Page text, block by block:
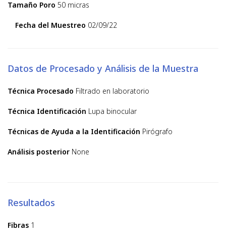
Tamaño Poro 50 micras
Fecha del Muestreo 02/09/22
Datos de Procesado y Análisis de la Muestra
Técnica Procesado Filtrado en laboratorio
Técnica Identificación Lupa binocular
Técnicas de Ayuda a la Identificación Pirógrafo
Análisis posterior None
Resultados
Fibras 1